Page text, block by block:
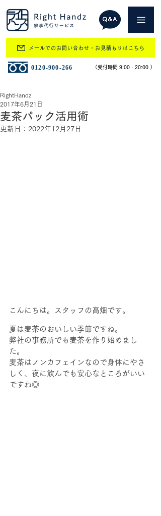
​0120-900-266 ​（受付時間 9:00 - 20:00 ）
メールでのお問い合わせ・お見積もりはこちら
麦茶パック活用術
RightHandz
2017年6月21日
更新日： 2022年12月27日
こんにちは。スタッフの高畑です。
夏は麦茶のおいしい季節ですね。
弊社の事務所でも麦茶を作り始めまし
た。
麦茶はノンカフェインなので身体にやさ
しく、夜に飲んでも安心なところがいい
ですね◎